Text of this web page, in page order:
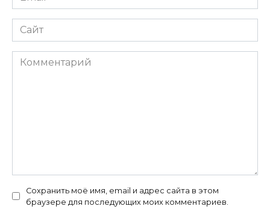
*
Сайт
Комментарий
Сохранить моё имя, email и адрес сайта в этом
браузере для последующих моих комментариев.